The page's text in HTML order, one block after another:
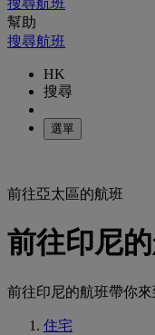
搜尋航班
幫助
搜尋航班
HK
搜尋
選單
前往亞太區的航班
前往印尼
前往印尼的航班帶你
住宅